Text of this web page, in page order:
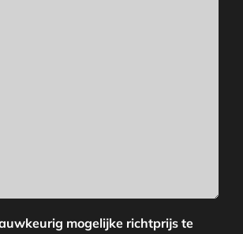
mogelijke richtprijs te